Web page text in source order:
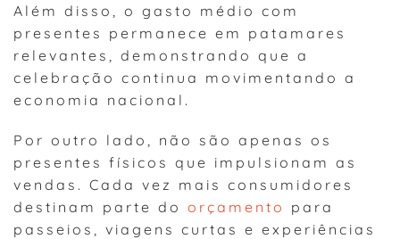
Além disso, o gasto médio com
presentes permanece em patamares
relevantes, demonstrando que a
celebração continua movimentando a
economia nacional.
Por outro lado, não são apenas os
presentes físicos que impulsionam as
vendas. Cada vez mais consumidores
destinam parte do orçamento para
passeios, viagens curtas e experiências